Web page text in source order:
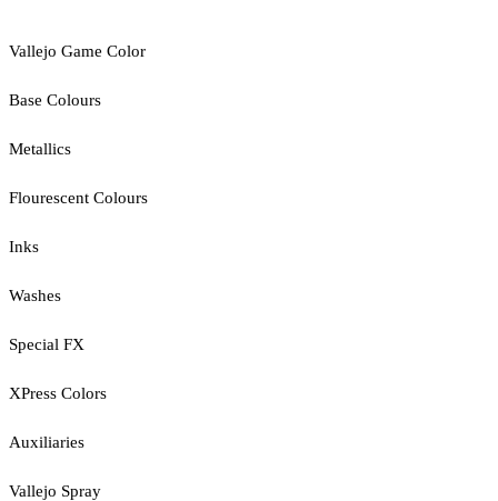
Vallejo Game Color
Base Colours
Metallics
Flourescent Colours
Inks
Washes
Special FX
XPress Colors
Auxiliaries
Vallejo Spray